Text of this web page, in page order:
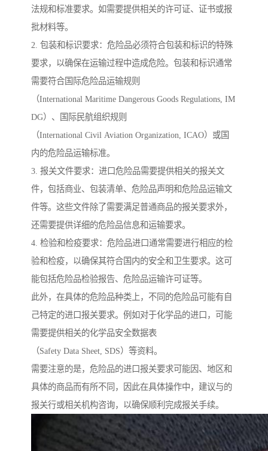
法规和标准要求。如需要提供相关的许可证、证书或报
批材料等。
2. 包装和标识要求：危险品必须符合包装和标识的特殊
要求，以确保在运输过程中造成危险。包装和标识通常
需要符合国际危险品运输规则
（International Maritime Dangerous Goods Regulations, IM
DG）、国际民航组织规则
（International Civil Aviation Organization, ICAO）或国
内的危险品运输标准。
3. 报关文件要求：进口危险品需要提供相关的报关文
件，包括商业、包装清单、危险品声明和危险品运输文
件等。这些文件除了需要满足普通商品的报关要求外，
还需要提供详细的危险品信息和运输要求。
4. 检验和检疫要求：危险品进口通常需要进行相应的检
验和检疫，以确保其符合国内的安全和卫生要求。这可
能包括危险品检验报告、危险品运输许可证等。
此外，在具体的危险品种类上，不同的危险品可能有自
己特定的进口报关要求。例如对于化学品的进口，可能
需要提供相关的化学品安全数据表
（Safety Data Sheet, SDS）等资料。
需要注意的是，危险品的进口报关要求可能因、地区和
具体的商品而有所不同，因此在具体操作中，建议与的
报关行或相关机构咨询，以确保顺利完成报关手续。